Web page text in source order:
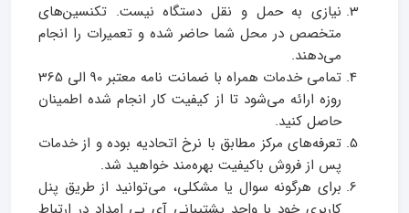
نیازی به حمل و نقل دستگاه نیست. تکنسین‌های
متخصص در محل شما حاضر شده و تعمیرات را انجام
می‌دهند.
تمامی خدمات همراه با ضمانت‌ نامه معتبر 90 الی 365
روزه ارائه می‌شود تا از کیفیت کار انجام شده اطمینان
حاصل کنید.
تعرفه‌های مرکز مطابق با نرخ اتحادیه بوده و از خدمات
پس از فروش باکیفیت بهره‌مند خواهید شد.
برای هرگونه سوال یا مشکلی، می‌توانید از طریق پنل